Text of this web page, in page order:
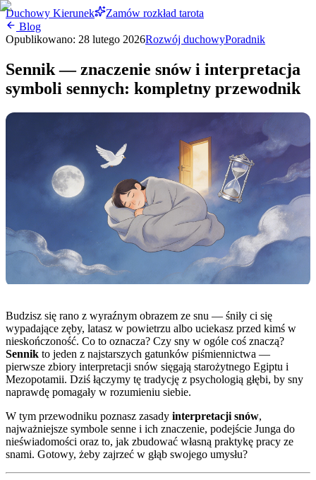
Duchowy Kierunek
Zamów rozkład tarota
Blog
Opublikowano: 28 lutego 2026Rozwój duchowyPoradnik
Sennik — znaczenie snów i interpretacja
symboli sennych: kompletny przewodnik
Budzisz się rano z wyraźnym obrazem ze snu — śniły ci się
wypadające zęby, latasz w powietrzu albo uciekasz przed kimś w
nieskończoność. Co to oznacza? Czy sny w ogóle coś znaczą?
Sennik to jeden z najstarszych gatunków piśmiennictwa —
pierwsze zbiory interpretacji snów sięgają starożytnego Egiptu i
Mezopotamii. Dziś łączymy tę tradycję z psychologią głębi, by sny
naprawdę pomagały w rozumieniu siebie.
W tym przewodniku poznasz zasady interpretacji snów,
najważniejsze symbole senne i ich znaczenie, podejście Junga do
nieświadomości oraz to, jak zbudować własną praktykę pracy ze
snami. Gotowy, żeby zajrzeć w głąb swojego umysłu?